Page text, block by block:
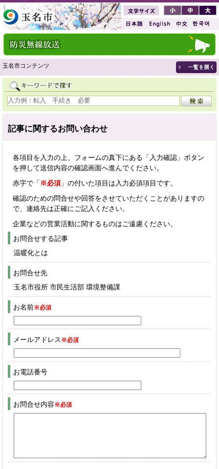
玉名市コンテンツ
記事に関するお問い合わせ
各項目を入力の上、フォームの真下にある「入力確認」ボタン
を押して送信内容の確認画面へ進んでください。
赤字で「 ※必須 」の付いた項目は入力必須項目です。
確認のための問合せや回答をさせていただくことがありますの
で、連絡先は正確にご記入ください。
企業などの営業活動に関するものはご遠慮ください。
お問合せする記事
温暖化とは
お問合せ先
玉名市役所 市民生活部 環境整備課
お名前※必須
メールアドレス ※必須
お電話番号
お問合せ内容※必須